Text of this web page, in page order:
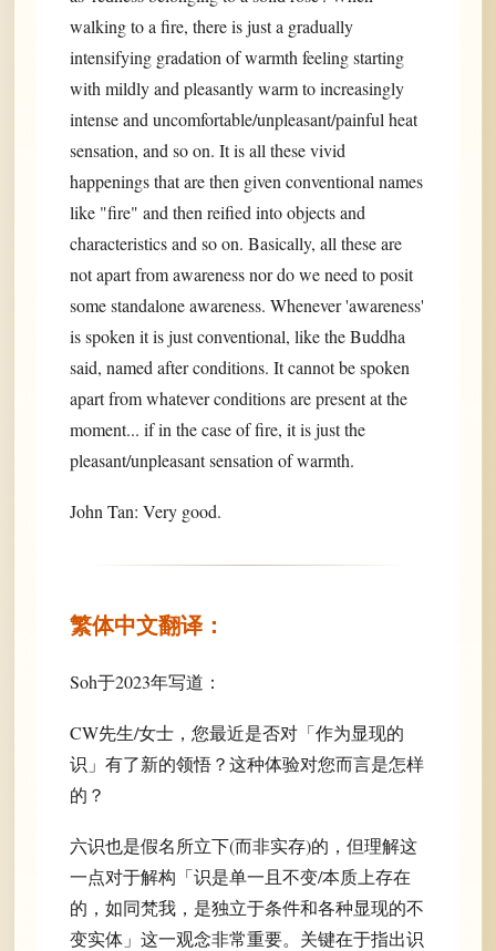
walking to a fire, there is just a gradually
intensifying gradation of warmth feeling starting
with mildly and pleasantly warm to increasingly
intense and uncomfortable/unpleasant/painful heat
sensation, and so on. It is all these vivid
happenings that are then given conventional names
like "fire" and then reified into objects and
characteristics and so on. Basically, all these are
not apart from awareness nor do we need to posit
some standalone awareness. Whenever 'awareness'
is spoken it is just conventional, like the Buddha
said, named after conditions. It cannot be spoken
apart from whatever conditions are present at the
moment... if in the case of fire, it is just the
pleasant/unpleasant sensation of warmth.
John Tan: Very good.
繁体中文翻译：
Soh于2023年写道：
CW先生/女士，您最近是否对「作为显现的
识」有了新的领悟？这种体验对您而言是怎样
的？
六识也是假名所立下(而非实存)的，但理解这
一点对于解构「识是单一且不变/本质上存在
的，如同梵我，是独立于条件和各种显现的不
变实体」这一观念非常重要。关键在于指出识